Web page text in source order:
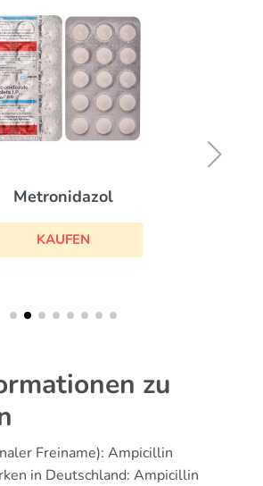
Metronidazol
KAUFEN
zu
Freiname): Ampicillin
in Deutschland: Ampicillin